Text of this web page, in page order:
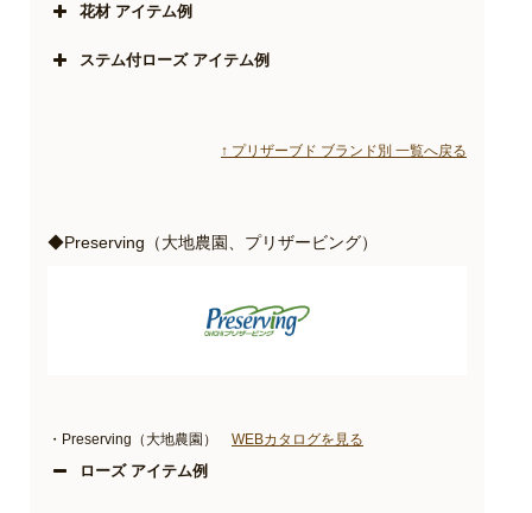
花材 アイテム例
ステム付ローズ アイテム例
↑ プリザーブド ブランド別 一覧へ戻る
◆Preserving（大地農園、プリザービング）
・Preserving（大地農園） WEBカタログを見る
ローズ アイテム例